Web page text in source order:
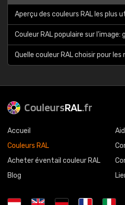
Aperçu des couleurs RAL les plus
Couleur RAL populaire sur
Quelle couleur RAL choisir pour
CouleursRAL.fr
Accueil
Couleurs RAL
Acheter éventail couleur RAL
Blog